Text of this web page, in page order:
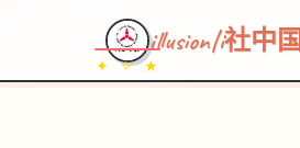
✦ ✧ ★
illusion|i社中国